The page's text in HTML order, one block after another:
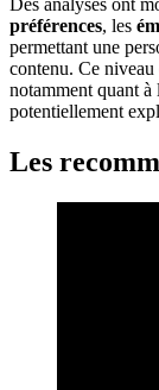
Des analyses ont
préférences, les
permettant une
contenu. Ce niveau
notamment quant à
potentiellement
Les